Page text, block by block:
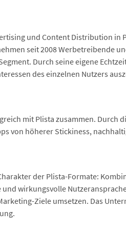
und Content Distribution in
seit 2008 Werbetreibende
Durch seine eigene
des einzelnen Nutzers
mit Plista zusammen. Durch
von höherer Stickiness,
der Plista-Formate:
wirkungsvolle
Ziele umsetzen. Das